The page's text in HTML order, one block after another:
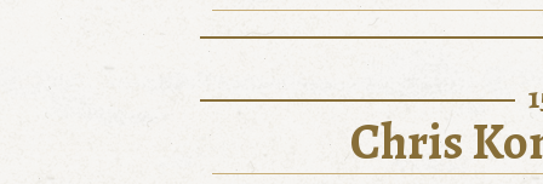
Chris